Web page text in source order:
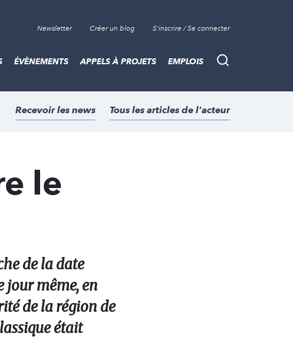
Newsletter Créer un blog S'inscrire / Se connecter
Recherche
ÉVÈNEMENTS APPELS À PROJETS EMPLOIS
Recevoir les news Tous les articles de l'acteur
le
de la date
jour même, en
de la région de
était